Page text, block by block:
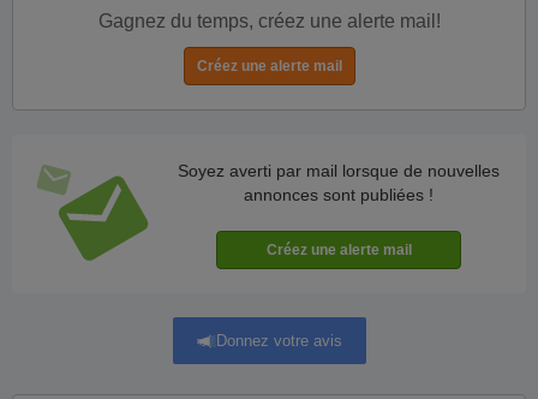
Gagnez du temps, créez une alerte mail!
Soyez averti par mail lorsque de nouvelles
annonces sont publiées !
Donnez votre avis